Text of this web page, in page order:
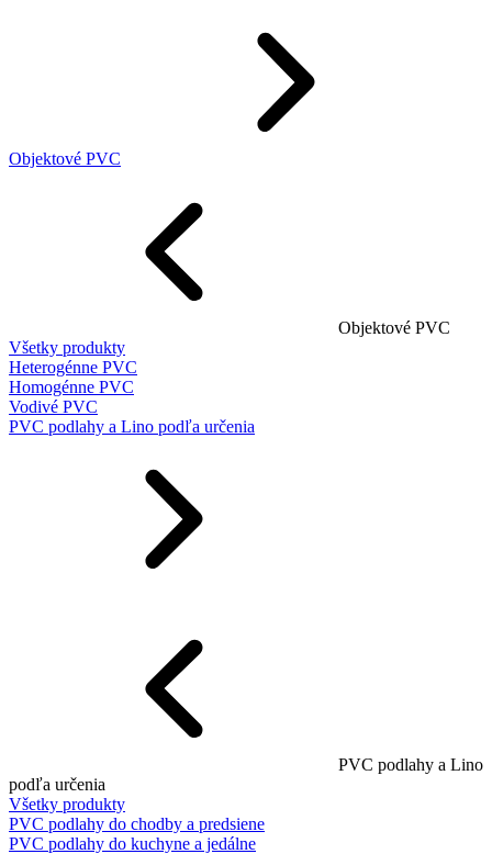
Objektové PVC
Objektové PVC
Všetky produkty
Heterogénne PVC
Homogénne PVC
Vodivé PVC
PVC podlahy a Lino podľa určenia
PVC podlahy a Lino
podľa určenia
Všetky produkty
PVC podlahy do chodby a predsiene
PVC podlahy do kuchyne a jedálne